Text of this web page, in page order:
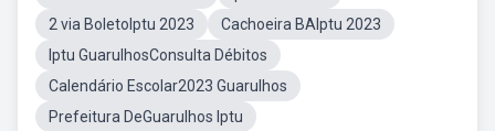
2 via BoletoIptu 2023
Cachoeira BAIptu 2023
Iptu GuarulhosConsulta Débitos
Calendário Escolar2023 Guarulhos
Prefeitura DeGuarulhos Iptu